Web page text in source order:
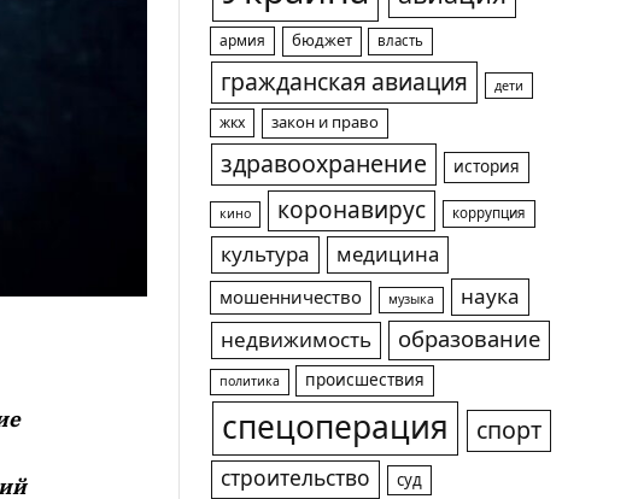
армия бюджет власть
гражданская авиация дети
жкх закон и право
здравоохранение история
кино коронавирус коррупция
культура медицина
мошенничество музыка
наука
недвижимость
образование
политика происшествия
спецоперация спорт
строительство суд